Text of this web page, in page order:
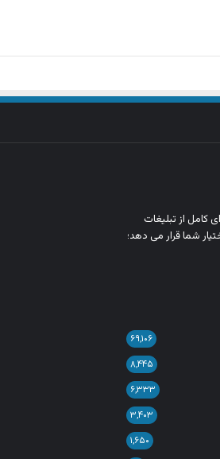
کامل از تبلیغات
شما قرار می‌ دهد؛
۶۹,۱۰۶
۸,۴۴۵
۶,۳۳۳
۳,۴۰۳
۱,۶۵۰